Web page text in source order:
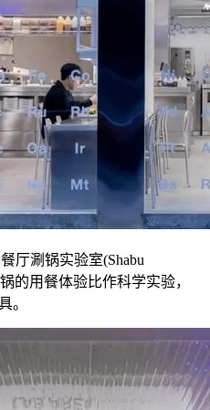
厅涮锅实验室(Shabu
的用餐体验比作科学实验，
。